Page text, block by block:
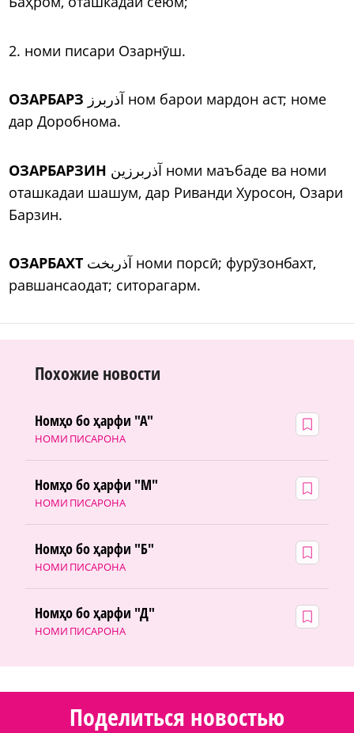
2. номи писари Озарнӯш.
ОЗАРБАРЗ
дар Доробнома.
ОЗАРБАРЗИН
оташкадаи шашум, дар Риванди Хуросон, Озари
Барзин.
ОЗАРБАХТ
равшансаодат; ситорагарм.
Похожие новости
НОМИ ПИСАРОНА
Номҳо бо ҳарфи "А"
НОМИ ПИСАРОНА
Номҳо бо ҳарфи "М"
НОМИ ПИСАРОНА
Номҳо бо ҳарфи "Б"
НОМИ ПИСАРОНА
Номҳо бо ҳарфи "Д"
Поделиться новостью